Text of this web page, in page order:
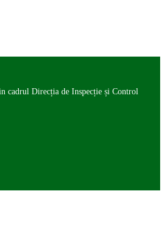
cadrul Direcția de Inspecție și Control